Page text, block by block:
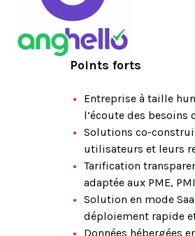
Points forts
Entreprise à taille
l’écoute des besoins
Solutions co-
utilisateurs et leurs
Tarification
adaptée aux PME,
Solution en mode
déploiement rapide
Données hébergées